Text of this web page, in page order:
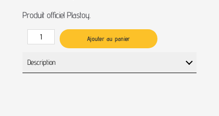
Produit officiel Plastoy.
Ajouter au panier
Description